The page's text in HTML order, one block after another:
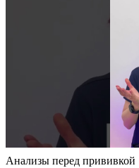
Анализы перед прививкой